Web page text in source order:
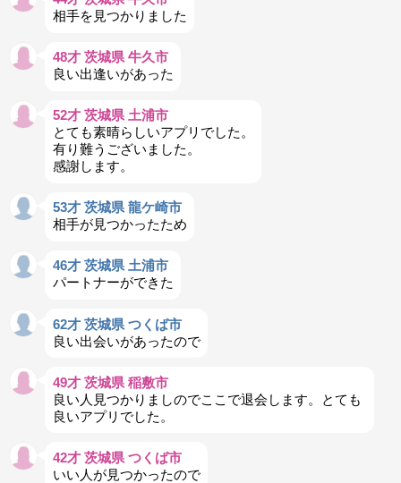
相手を見つかりました
48才 茨城県 牛久市
良い出逢いがあった
52才 茨城県 土浦市
とても素晴らしいアプリでした。
有り難うございました。
感謝します。
53才 茨城県 龍ケ崎市
相手が見つかったため
46才 茨城県 土浦市
パートナーができた
62才 茨城県 つくば市
良い出会いがあったので
49才 茨城県 稲敷市
良い人見つかりましのでここで退会します。とても
良いアプリでした。
42才 茨城県 つくば市
いい人が見つかったので